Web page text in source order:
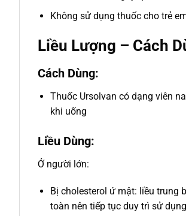
Không sử dụng thuốc cho trẻ
Liều Lượng – Cách
Cách Dùng:
Thuốc Ursolvan có dạng viên
khi uống
Liều Dùng:
Ở người lớn:
Bị cholesterol ứ mật: liều trung
toàn nên tiếp tục duy trì sử